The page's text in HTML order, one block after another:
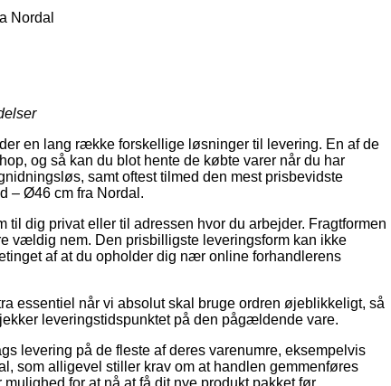
Nordal
en lang række forskellige løsninger til levering. En af de
og så kan du blot hente de købte varer når du har
samt oftest tilmed den mest prisbevidste
– Ø46 cm fra Nordal.
til dig privat eller til adressen hvor du arbejder. Fragtformen
vældig nem. Den prisbilligste leveringsform kan ikke
af at du opholder dig nær online forhandlerens
essentiel når vi absolut skal bruge ordren øjeblikkeligt, så
leveringstidspunktet på den pågældende vare.
levering på de fleste af deres varenumre, eksempelvis
som alligevel stiller krav om at handlen gemmenføres
for at nå at få dit nye produkt pakket før